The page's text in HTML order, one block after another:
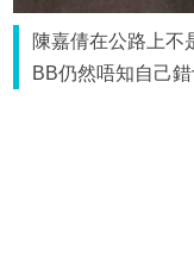
陳嘉倩在公路上不
BB仍然唔知自己錯